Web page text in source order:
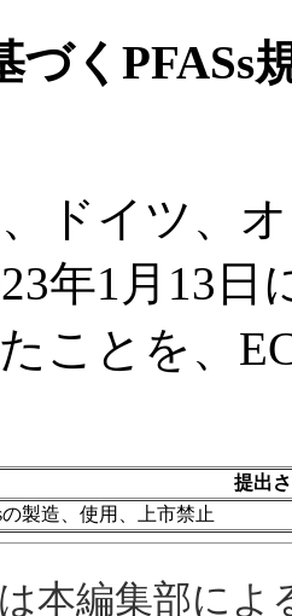
づくPFASs
ドイツ、
年1月13日
ことを、
提出
製造、使用、上市禁止
本編集部によ